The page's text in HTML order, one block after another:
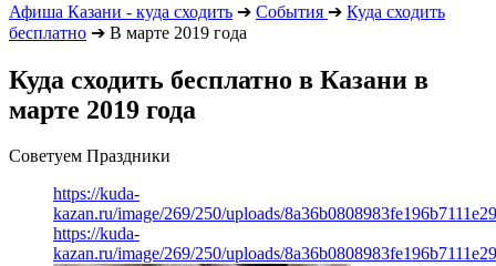
Афиша Казани - куда сходить ➔ События ➔ Куда сходить
бесплатно ➔ В марте 2019 года
Куда сходить бесплатно в Казани в
марте 2019 года
Советуем Праздники
https://kuda-
kazan.ru/image/269/250/uploads/
https://kuda-
kazan.ru/image/269/250/uploads/